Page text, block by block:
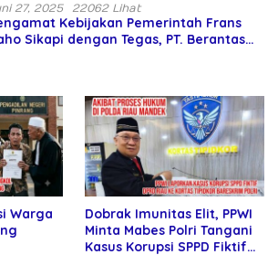
27, 2025 22062 Lihat
Kebijakan Pemerintah Frans
Sikapi dengan Tegas, PT. Berantas
Warga
Dobrak Imunitas Elit, PPWI
Minta Mabes Polri Tangani
Kasus Korupsi SPPD Fiktif